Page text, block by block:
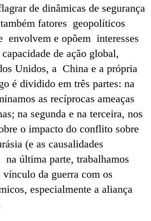
de dinâmicas de segurança
fatores geopolíticos
envolvem e opõem interesses
de ação global,
Unidos, a China e a própria
é dividido em três partes: na
as recíprocas ameaças
na segunda e na terceira, nos
o impacto do conflito sobre
(e as causalidades
última parte, trabalhamos
da guerra com os
especialmente a aliança